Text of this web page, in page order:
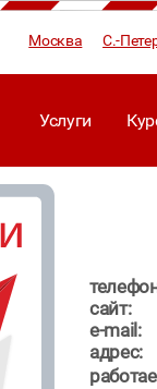
Москва С.-
Услуги
сайт:
e-mail:
адрес: